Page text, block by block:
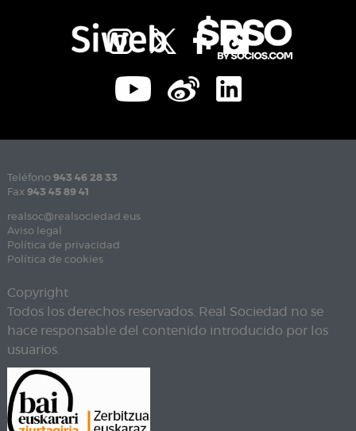
Teléfono 943 46 28 33
Fax 943 45 89 41
realsoc@realsociedad.eus
Aviso legal
Política de privacidad
Política de cookies
Copyright
Todos los derechos reservados. Real Sociedad no se
hace responsable del contenido introducido por los
usuarios.